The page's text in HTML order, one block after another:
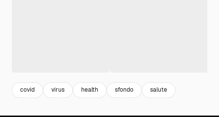
covid virus health sfondo salute